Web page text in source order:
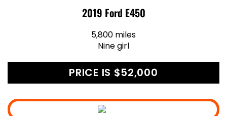
2019 Ford E450
5,800 miles
Nine girl
PRICE IS $52,000